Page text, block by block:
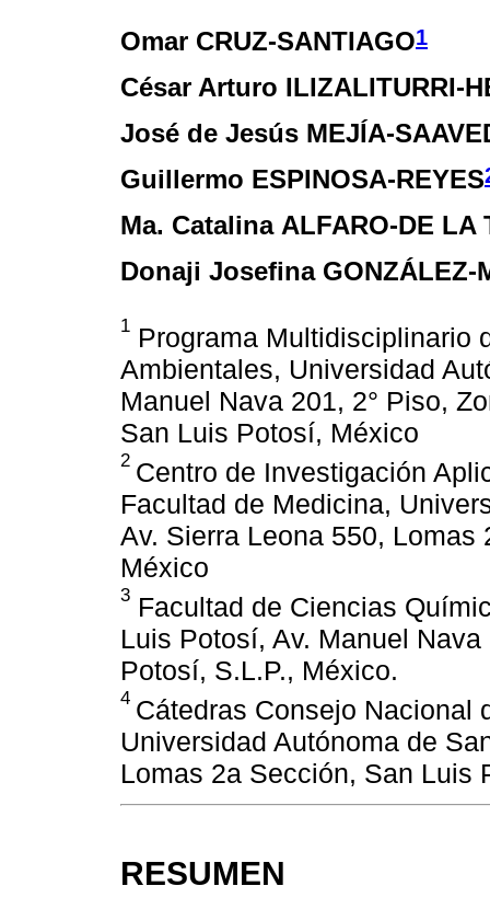
Omar CRUZ-SANTIAGO1
César Arturo ILIZALITURRI-
José de Jesús MEJÍA-
Guillermo ESPINOSA-REYES
Ma. Catalina ALFARO-DE LA
Donaji Josefina GONZÁLEZ-
1 Programa Multidisciplinario
Ambientales, Universidad
Manuel Nava 201, 2° Piso,
San Luis Potosí, México
2 Centro de Investigación
Facultad de Medicina,
Av. Sierra Leona 550,
México
3 Facultad de Ciencias
Luis Potosí, Av. Manuel
Potosí, S.L.P., México.
4 Cátedras Consejo Nacional
Universidad Autónoma de
Lomas 2a Sección, San Luis
RESUMEN